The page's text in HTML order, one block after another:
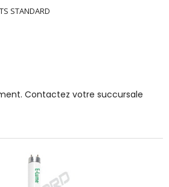
STANDARD
Contactez votre succursale